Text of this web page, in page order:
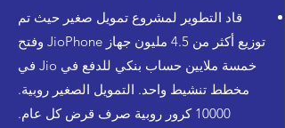
قاد التطوير لمشروع تمويل صغير حيث تم
توزيع أكثر من 4.5 مليون جهاز JioPhone وفتح
خمسة ملايين حساب بنكي للدفع في Jio في
مخطط تنشيط واحد. التمويل الصغير روبية.
10000 كرور روبية صرف قرض كل عام.